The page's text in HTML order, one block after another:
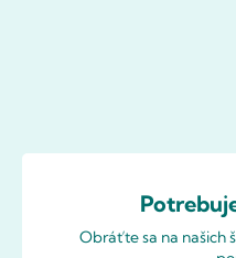
Obráťte sa na našich